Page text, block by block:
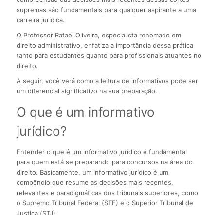
supremas são fundamentais para qualquer aspirante a uma
carreira jurídica.
O Professor Rafael Oliveira, especialista renomado em
direito administrativo, enfatiza a importância dessa prática
tanto para estudantes quanto para profissionais atuantes no
direito.
A seguir, você verá como a leitura de informativos pode ser
um diferencial significativo na sua preparação.
O que é um informativo
jurídico?
Entender o que é um informativo jurídico é fundamental
para quem está se preparando para concursos na área do
direito. Basicamente, um informativo jurídico é um
compêndio que resume as decisões mais recentes,
relevantes e paradigmáticas dos tribunais superiores, como
o Supremo Tribunal Federal (STF) e o Superior Tribunal de
Justiça (STJ).